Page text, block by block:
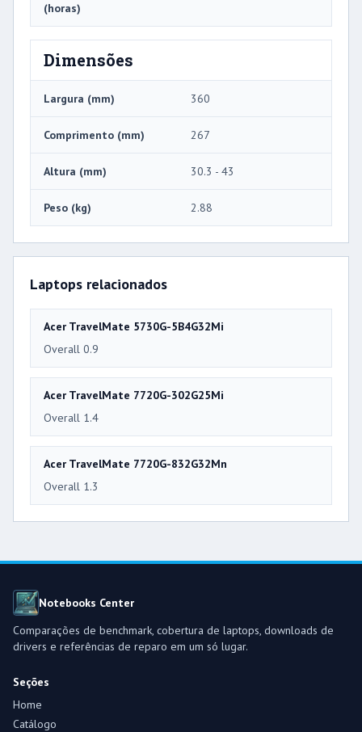
(horas)
Dimensões
Largura (mm) 360
Comprimento (mm) 267
Altura (mm) 30.3 - 43
Peso (kg) 2.88
Laptops relacionados
Acer TravelMate 5730G-5B4G32Mi
Overall 0.9
Acer TravelMate 7720G-302G25Mi
Overall 1.4
Acer TravelMate 7720G-832G32Mn
Overall 1.3
Notebooks Center
Comparações de benchmark, cobertura de laptops, downloads de
drivers e referências de reparo em um só lugar.
Seções
Home
Catálogo